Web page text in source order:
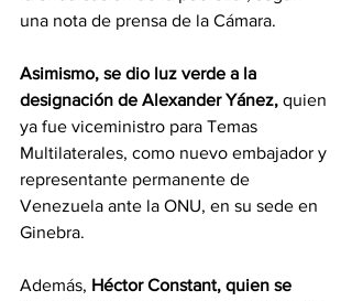
una nota de prensa de la Cámara.
Asimismo, se dio luz verde a la
designación de Alexander Yánez, quien
ya fue viceministro para Temas
Multilaterales, como nuevo embajador y
representante permanente de
Venezuela ante la ONU, en su sede en
Ginebra.
Además, Héctor Constant, quien se